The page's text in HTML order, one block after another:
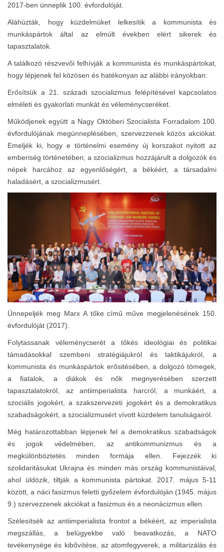
2017-ben ünneplik 100. évfordulóját.
Aláhúzták, hogy küzdelmüket lelkesítik a kommunista és
munkáspártok által az elmúlt években elért sikerek és
tapasztalatok.
A találkozó részvevői felhívják a kommunista és munkáspártokat,
hogy lépjenek fel közösen és hatékonyan az alábbi irányokban:
Erősítsük a 21. századi szocializmus felépítésével kapcsolatos
elméleti és gyakorlati munkát és véleménycseréket.
Működjenek együtt a Nagy Októberi Szocialista Forradalom 100.
évfordulójának megünneplésében; szervezzenek közös akciókat.
Emeljék ki, hogy e történelmi esemény új korszakot nyitott az
emberiség történetében; a szocializmus hozzájárult a dolgozók és
népek harcához az egyenlőségért, a békéért, a társadalmi
haladásért, a szocializmusért.
Ünnepeljék meg Marx A tőke című műve megjelenésének 150.
évfordulóját (2017).
Folytassanak véleménycserét a tőkés ideológiai és politikai
támadásokkal szembeni stratégiájukról és taktikájukról, a
kommunista és munkáspártok erősitésében, a dolgozó tömegek,
a fiatalok, a diákok és nők megnyerésében szerzett
tapasztalatokról, az antiimperialista harcról, a munkáért, a
szociális jogokért, a szakszervezeti jogokért és a demokratikus
szabadságokért, a szocializmusért vívott küzdelem tanulságairól.
Még határozottabban lépjenek fel a demokratikus szabadságok
és jogok védelmében, az antikommunizmus és a
megkülönböztetés minden formája ellen. Fejezzék ki
szolidaritásukat Ukrajna és minden más ország kommunistáival,
ahol üldözik, tiltják a kommunista pártokat. 2017. május 5-11
között, a náci fasizmus feletti győzelem évfordulóján (1945. május
9.) szervezzenek akciókat a fasizmus és a neonácizmus ellen.
Szélesítsék az antiimperialista frontot a békéért, az imperialista
megszállás, a belügyekbe való beavatkozás, a NATO
tevékenysége és kibővítése, az atomfegyverek, a militarizálás és